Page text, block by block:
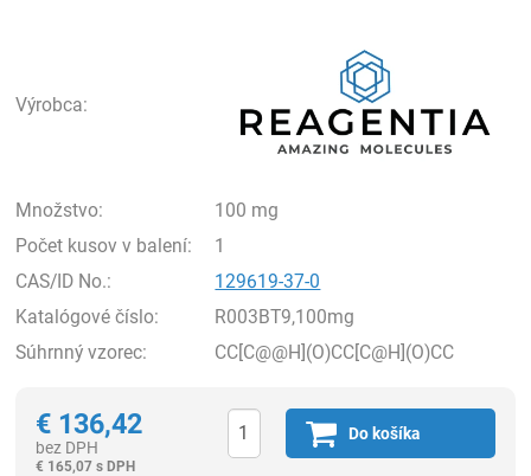
Výrobca:
Množstvo:
100 mg
Počet kusov v balení:
1
CAS/ID No.:
129619-37-0
Katalógové číslo:
R003BT9,100mg
Súhrnný vzorec:
CC[C@@H](O)CC[C@H](O)CC
€ 136,42
bez DPH
€ 165,07 s DPH
Do košíka